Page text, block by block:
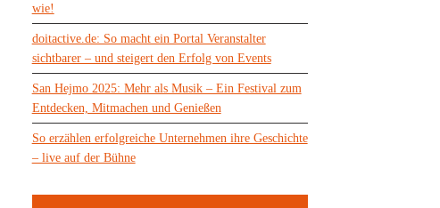
wie!
doitactive.de: So macht ein Portal Veranstalter
sichtbarer – und steigert den Erfolg von Events
San Hejmo 2025: Mehr als Musik – Ein Festival zum
Entdecken, Mitmachen und Genießen
So erzählen erfolgreiche Unternehmen ihre Geschichte
– live auf der Bühne